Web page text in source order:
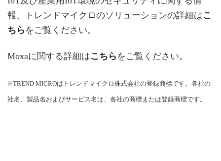
報、トレンドマイクロのソリューションの詳細はこ
ちら をご覧ください。
Moxaに関する詳細はこちら をご覧ください。
※TREND MICROはトレンドマイクロ株式会社の登録商標です。各社の
社名、製品名およびサービス名は、各社の商標または登録商標です。